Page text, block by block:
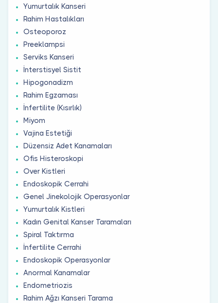
Yumurtalık Kanseri
Rahim Hastalıkları
Osteoporoz
Preeklampsi
Serviks Kanseri
İnterstisyel Sistit
Hipogonadizm
Rahim Egzaması
İnfertilite (Kısırlık)
Miyom
Vajina Estetiği
Düzensiz Adet Kanamaları
Ofis Histeroskopi
Over Kistleri
Endoskopik Cerrahi
Genel Jinekolojik Operasyonlar
Yumurtalık Kistleri
Kadın Genital Kanser Taramaları
Spiral Taktırma
İnfertilite Cerrahi
Endoskopik Operasyonlar
Anormal Kanamalar
Endometriozis
Rahim Ağzı Kanseri Tarama